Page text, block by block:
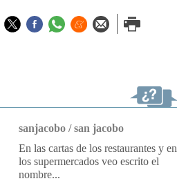
TwitterFacebook
Whatsapp
Menéame
Enviar porImprimir
sanjacobo / san jacobo
En las cartas de los restaurantes y en
los supermercados veo escrito el
nombre...